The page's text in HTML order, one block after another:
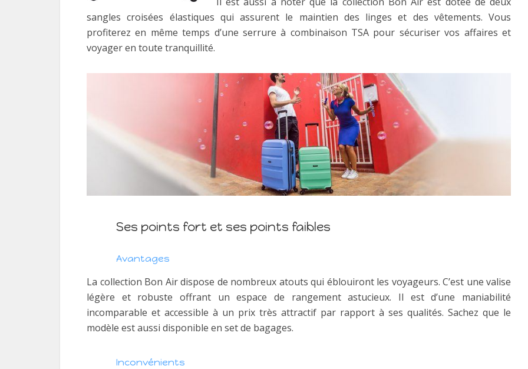
sangles croisées élastiques qui assurent le maintien des linges et des vêtements. Vous
profiterez en même temps d’une serrure à combinaison TSA pour sécuriser vos affaires et
voyager en toute tranquillité.
Ses points fort et ses points faibles
Avantages
La collection Bon Air dispose de nombreux atouts qui éblouiront les voyageurs. C’est une valise
légère et robuste offrant un espace de rangement astucieux. Il est d’une maniabilité
incomparable et accessible à un prix très attractif par rapport à ses qualités. Sachez que le
modèle est aussi disponible en set de bagages.
Inconvénients